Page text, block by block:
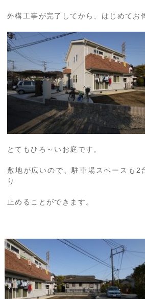
外構工事が完了してから、はじめてお
とてもひろ～いお庭です。
敷地が広いので、駐車場スペースも2
り
止めることができます。